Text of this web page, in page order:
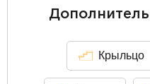
Крыльцо